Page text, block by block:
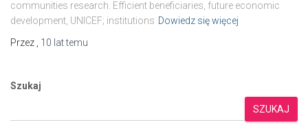
communities research. Efficient beneficiaries, future economic
development, UNICEF; institutions Dowiedz się więcej
Przez , 10 lattemu
Szukaj
SZUKAJ